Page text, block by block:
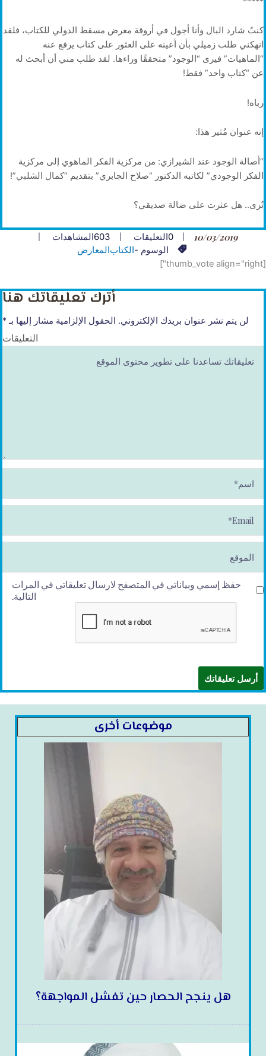
كنتُ شارد البال وأنا أجول في أروقة معرض مسقط الدولي للكتاب، فلقد
انهكني طلب زميلي بأن أعينه على العثور على كتاب يرفع عنه
“الماهيات” فيرى “الوجود” متحققًا وراءها. لقد طلب مني أن أبحث له
عن “كتاب واحد” فقط!
رباه!
إنه عنوان مُثير هذا:
“أصالة الوجود عند الشيرازي: من مركزية الفكر الماهوي إلى مركزية
الفكر الوجودي” لكاتبه الدكتور “صلاح الجابري” بتقديم “كمال الشلبي”!
تُرى.. هل عثرت على ضالة صديقي؟
10/03/2019
0التعليقات 603المشاهدات
الوسوم -الكتابالمعارض
[thumb_vote align="right"]
أترك تعليقاتك هنا
لن يتم نشر عنوان بريدك الإلكتروني. الحقول الإلزامية مشار إليها بـ*
التعليقات
م
*
ai
l*
حفظ إسمي وبياناتي في المتصفح لارسال تعليقاتي في المرات
التالية.
موضوعات أخرى
هل ينجح الحصار حين تفشل المواجهة؟